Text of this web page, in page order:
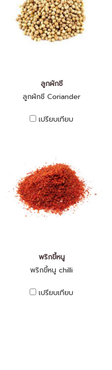
ลูกผักชี
ลูกผักชี Coriander
เปรียบเทียบ
พริกขี้หนู
พริกขี้หนู chilli
เปรียบเทียบ